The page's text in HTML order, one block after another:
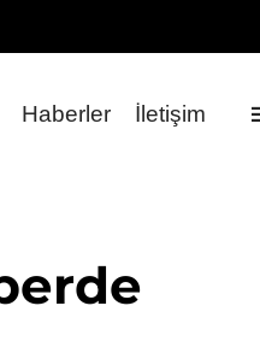
Haberler İletişim